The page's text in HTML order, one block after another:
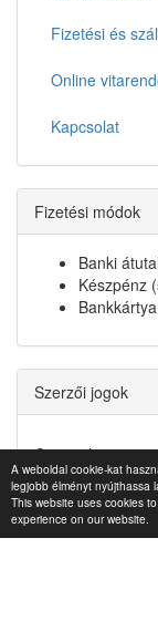
A weboldal cookie-kat
legjobb élményt nyújthassa
This website uses cookies
experience on our website.
Fizetési és
Online
Kapcsolat
Fizetési módok
Banki
Készpénz
Szerzői jogok
Copyright ©
Központ